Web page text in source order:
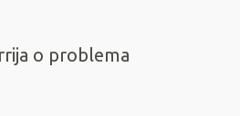
o problema